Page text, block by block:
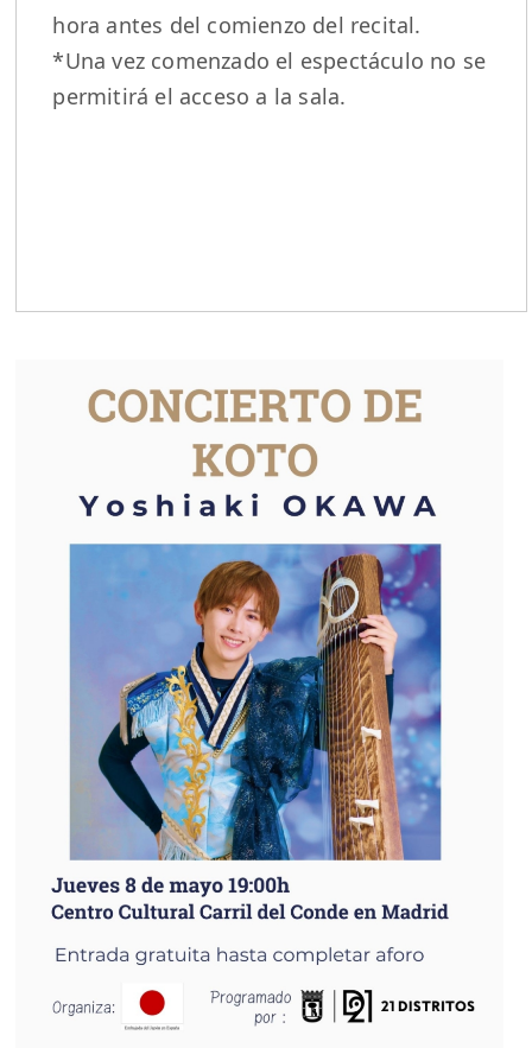
hora antes del comienzo del recital.
*Una vez comenzado el espectáculo no se
permitirá el acceso a la sala.